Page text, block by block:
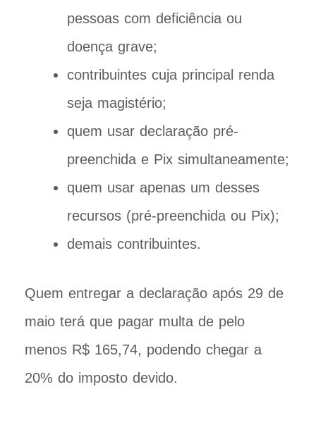
pessoas com deficiência ou
doença grave;
contribuintes cuja principal renda
seja magistério;
quem usar declaração pré-
preenchida e Pix simultaneamente;
quem usar apenas um desses
recursos (pré-preenchida ou Pix);
demais contribuintes.
Quem entregar a declaração após 29 de
maio terá que pagar multa de pelo
menos R$ 165,74, podendo chegar a
20% do imposto devido.